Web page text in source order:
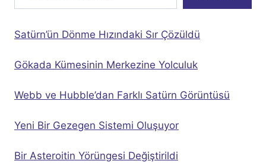
Satürn’ün Dönme Hızındaki Sır Çözüldü
Gökada Kümesinin Merkezine Yolculuk
Webb ve Hubble’dan Farklı Satürn Görüntüsü
Yeni Bir Gezegen Sistemi Oluşuyor
Bir Asteroitin Yörüngesi Değiştirildi